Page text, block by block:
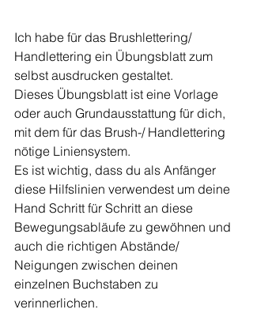
Ich habe für das Brushlettering/
Handlettering ein Übungsblatt zum
selbst ausdrucken gestaltet.
Dieses Übungsblatt ist eine Vorlage
oder auch Grundausstattung für dich,
mit dem für das Brush-/ Handlettering
nötige Liniensystem.
Es ist wichtig, dass du als Anfänger
diese Hilfslinien verwendest um deine
Hand Schritt für Schritt an diese
Bewegungsabläufe zu gewöhnen und
auch die richtigen Abstände/
Neigungen zwischen deinen
einzelnen Buchstaben zu
verinnerlichen.